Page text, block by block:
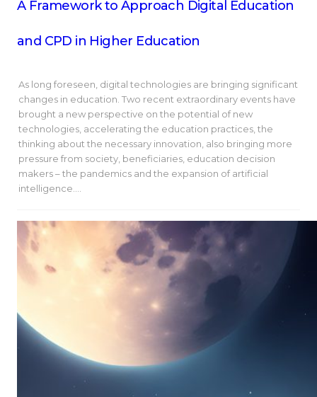
A Framework to Approach Digital Education
and CPD in Higher Education
As long foreseen, digital technologies are bringing significant
changes in education. Two recent extraordinary events have
brought a new perspective on the potential of new
technologies, accelerating the education practices, the
thinking about the necessary innovation, also bringing more
pressure from society, beneficiaries, education decision
makers – the pandemics and the expansion of artificial
intelligence.…